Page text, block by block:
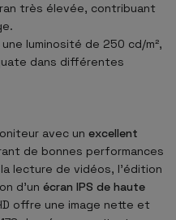
très élevée, contribuant
luminosité de 250 cd/m²,
dans différentes
avec un excellent
de bonnes performances
lecture de vidéos, l'édition
d'un écran IPS de haute
offre une image nette et